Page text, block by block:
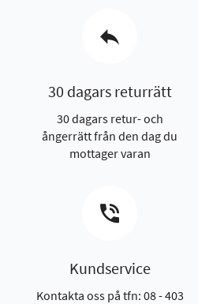
30 dagars returrätt
30 dagars retur- och
ångerrätt från den dag du
mottager varan
Kundservice
Kontakta oss på tfn: 08 - 403